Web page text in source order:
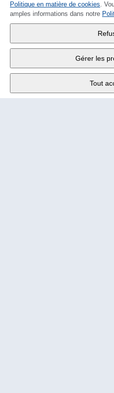
Fabrikstrasse 10, 3176
Lu - Ve
Tél.
Politique en matière de cookies.
amples informations dans notre
Gérer les
Tout